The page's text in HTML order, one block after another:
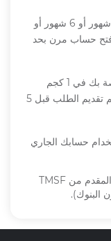
يمكنك فتح حسابك خلال شهر واحد أو 3 شهور أو 6 شهور أو
فتح حساب مرن بحد
يمكنك الحصول على سبائك الذهب الخاصة بك في 1 كجم
ومضاعفاته فعليًا من فرعك بشرط أن يتم تقديم الطلب قبل 5
حسابك الجاري
من TMSF